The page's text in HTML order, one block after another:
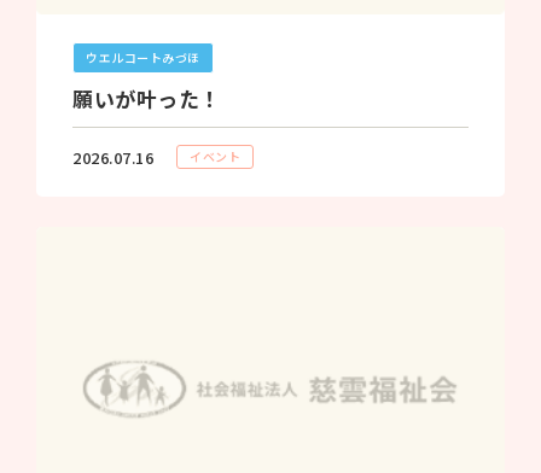
ウエルコートみづほ
願いが叶った！
2026.07.16 イベント